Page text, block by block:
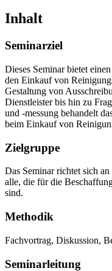
Inhalt
Seminarziel
Dieses Seminar bietet
den Einkauf von
Gestaltung von
Dienstleister bis hin zu
und -messung behandelt
beim Einkauf von
Zielgruppe
Das Seminar richtet sich
alle, die für die
sind.
Methodik
Fachvortrag, Diskussion,
Seminarleitung